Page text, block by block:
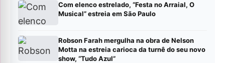
Com elenco estrelado, “Festa no Arraial, O
Musical” estreia em São Paulo
Robson Farah mergulha na obra de Nelson
Motta na estreia carioca da turnê do seu novo
show, “Tudo Azul”